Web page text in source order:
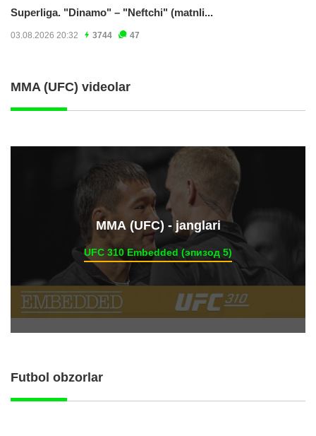
Superliga. "Dinamo" – "Neftchi" (matnli...
03.08.2026 20:32 3744 47
MMA (UFC) videolar
ММА (UFC) - janglari
UFC 310 Embedded (эпизод 5)
Futbol obzorlar